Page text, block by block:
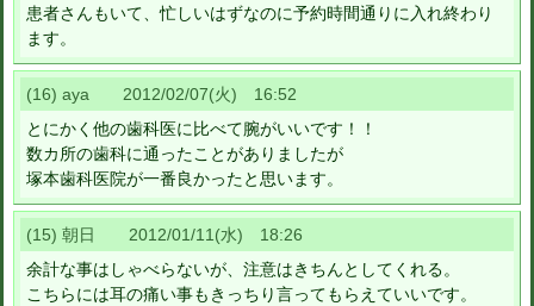
患者さんもいて、忙しいはずなのに予約時間通りに入れ終わり
ます。
(16) aya 2012/02/07(火) 16:52
とにかく他の歯科医に比べて腕がいいです！！
数カ所の歯科に通ったことがありましたが
塚本歯科医院が一番良かったと思います。
(15) 朝日 2012/01/11(水) 18:26
余計な事はしゃべらないが、注意はきちんとしてくれる。
こちらには耳の痛い事もきっちり言ってもらえていいです。